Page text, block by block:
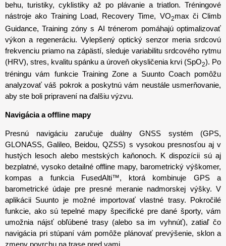
behu, turistiky, cyklistiky až po plávanie a triatlon. Tréningové
nástroje ako Training Load, Recovery Time, VO2max či Climb
Guidance, Training zóny s AI trénerom pomáhajú optimalizovať
výkon a regeneráciu. Vylepšený optický senzor meria srdcovú
frekvenciu priamo na zápästí, sleduje variabilitu srdcového rytmu
(HRV), stres, kvalitu spánku a úroveň okysličenia krvi (SpO2). Po
tréningu vám funkcie Training Zone a Suunto Coach pomôžu
analyzovať váš pokrok a poskytnú vám neustále usmerňovanie,
aby ste boli pripravení na ďalšiu výzvu.
Navigácia a offline mapy
Presnú navigáciu zaručuje duálny GNSS systém (GPS,
GLONASS, Galileo, Beidou, QZSS) s vysokou presnosťou aj v
hustých lesoch alebo mestských kaňonoch. K dispozícii sú aj
bezplatné, vysoko detailné offline mapy, barometrický výškomer,
kompas a funkcia FusedAlti™, ktorá kombinuje GPS a
barometrické údaje pre presné meranie nadmorskej výšky. V
aplikácii Suunto je možné importovať vlastné trasy. Pokročilé
funkcie, ako sú tepelné mapy špecifické pre dané športy, vám
umožnia nájsť obľúbené trasy (alebo sa im vyhnúť), zatiaľ čo
navigácia pri stúpaní vám pomôže plánovať prevýšenie, sklon a